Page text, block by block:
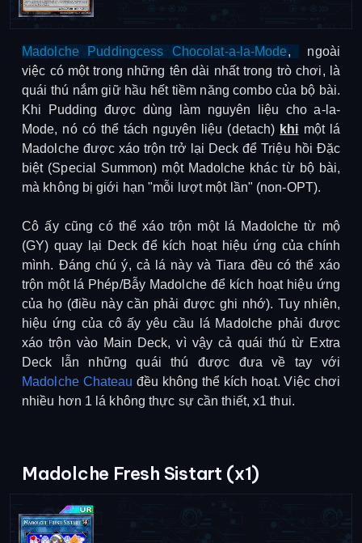
Madolche Puddingcess Chocolat-a-la-Mode,
ngoài
việc có một trong những tên dài nhất trong trò chơi, là
quái thú nắm giữ hầu hết tiềm năng combo của bộ bài.
Khi Pudding được dùng làm nguyên liệu cho a-la-
Mode, nó có thể tách nguyên liệu (detach) khi một lá
Madolche được xáo trộn trở lại Deck để Triệu hồi Đặc
biệt (Special Summon) một Madolche khác từ bộ bài,
mà không bị giới hạn "mỗi lượt một lần" (non-OPT).
Cô ấy cũng có thể xáo trộn một lá Madolche từ mộ
(GY) quay lại Deck để kích hoạt hiệu ứng của chính
mình. Đáng chú ý, cả lá này và Tiara đều có thể xáo
trộn một lá Phép/Bẫy Madolche để kích hoạt hiệu ứng
của họ (điều này cần phải được ghi nhớ). Tuy nhiên,
hiệu ứng của cô ấy yêu cầu lá Madolche phải được
xáo trộn vào Main Deck, vì vậy cả quái thú từ Extra
Deck lẫn những quái thú được đưa về tay với
Madolche Chateau đều không thể kích hoạt. Việc chơi
nhiều hơn 1 lá không thực sự cần thiết, x1 thui.
Madolche Fresh Sistart (x1)